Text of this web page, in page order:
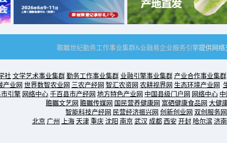
瞻瞩世纪勤务工作事业集群&业融易企业服务引擎提供网络
社文学艺术事业集群勤务工作事业集群 业融引擎事业集群 产业合作事业集群
产业网 世界数智农业网 三农产经网 智汇农资网 农耕视界网 生态环境产业网
引擎 网络中心千百县市产经网 地方特色产业网 中国县级门户网 网络中心
瞻瞩文艺网 瞻瞩传媒网 国民营养健康网 富硒健康食品网 大健
智能科技产经网 民营经济振兴网 创新创业网 双创服务网
北京 广州 上海天津重庆沈阳 南京武汉 成都西安开封 哈尔滨济南